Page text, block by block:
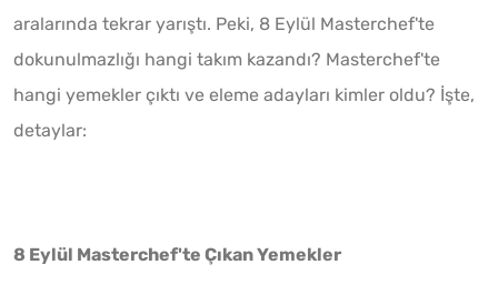
aralarında tekrar yarıştı. Peki, 8 Eylül Masterchef'te
dokunulmazlığı hangi takım kazandı? Masterchef'te
hangi yemekler çıktı ve eleme adayları kimler oldu? İşte,
detaylar:
8 Eylül Masterchef'te Çıkan Yemekler